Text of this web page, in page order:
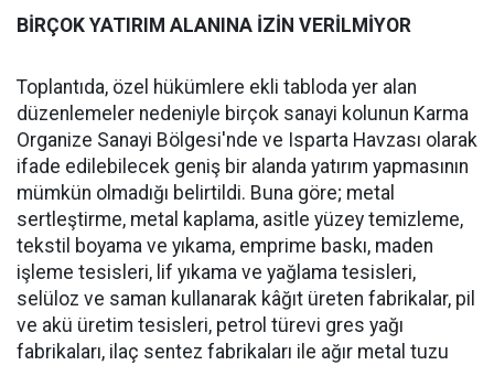
BİRÇOK YATIRIM ALANINA İZİN VERİLMİYOR
Toplantıda, özel hükümlere ekli tabloda yer alan
düzenlemeler nedeniyle birçok sanayi kolunun Karma
Organize Sanayi Bölgesi'nde ve Isparta Havzası olarak
ifade edilebilecek geniş bir alanda yatırım yapmasının
mümkün olmadığı belirtildi. Buna göre; metal
sertleştirme, metal kaplama, asitle yüzey temizleme,
tekstil boyama ve yıkama, emprime baskı, maden
işleme tesisleri, lif yıkama ve yağlama tesisleri,
selüloz ve saman kullanarak kâğıt üreten fabrikalar, pil
ve akü üretim tesisleri, petrol türevi gres yağı
fabrikaları, ilaç sentez fabrikaları ile ağır metal tuzu